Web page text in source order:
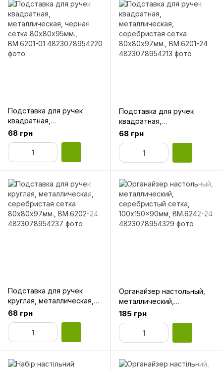
Подставка для ручек
квадратная,
металлическая, черная
сетка 80х80х95мм.,
BM.6201-01
68 грн
Подставка для ручек
квадратная,
металлическая,
серебристая сетка
80х80х97мм., BM.6201-24
68 грн
Подставка для ручек
круглая, металлическая,
серебристая сетка
80х80х97мм., BM.6202-24
68 грн
Органайзер настольный,
металлический,
серебристый сетка,
100x150x90мм, BM.6242-24
185 грн